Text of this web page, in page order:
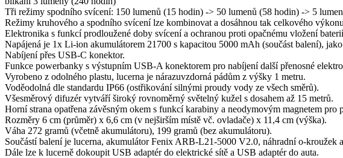
Tři režimy spodního svícení: 150 lumenů (15 hodin) -> 50 lumenů (58 hodin) -> 5
Režimy kruhového a spodního svícení lze kombinovat a dosáhnou tak celkového
Elektronika s funkcí prodloužené doby svícení a ochranou proti opačnému vložení
Napájená je 1x Li-ion akumulátorem 21700 s kapacitou 5000 mAh (součást balení),
Nabíjení přes USB-C konektor.
Funkce powerbanky s výstupním USB-A konektorem pro nabíjení další přenosné
Vyrobeno z odolného plastu, lucerna je nárazuvzdorná pádům z výšky 1 metru.
Voděodolná dle standardu IP66 (ostřikování silnými proudy vody ze všech směrů).
Všesměrový difuzér vytváří široký rovnoměrný světelný kužel s dosahem až 15 metrů.
Horní strana opatřena závěsným okem s funkcí karabiny a neodymovým magnetem pro
Rozměry 6 cm (průměr) x 6,6 cm (v nejširším místě vč. ovladače) x 11,4 cm (výška).
Váha 272 gramů (včetně akumulátoru), 199 gramů (bez akumulátoru).
Součástí balení je lucerna, akumulátor Fenix ARB-L21-5000 V2.0, náhradní o-kroužek
Dále lze k lucerně dokoupit USB adaptér do elektrické sítě a USB adaptér do auta.